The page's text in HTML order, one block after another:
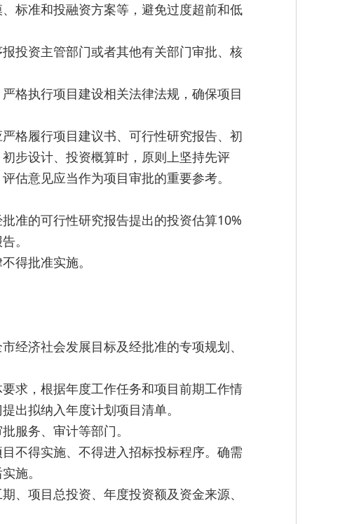
标准和投融资方案等，避免过度超前和低
投资主管部门或者其他有关部门审批、核
格执行项目建设相关法律法规，确保项目
格履行项目建议书、可行性研究报告、初
步设计、投资概算时，原则上坚持先评
估意见应当作为项目审批的重要参考。
准的可行性研究报告提出的投资估算10%
。
得批准实施。
经济社会发展目标及经批准的专项规划、
求，根据年度工作任务和项目前期工作情
出拟纳入年度计划项目清单。
服务、审计等部门。
不得实施、不得进入招标投标程序。确需
施。
、项目总投资、年度投资额及资金来源、